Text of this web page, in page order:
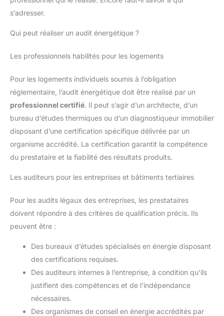
s’adresser.
Qui peut réaliser un audit énergétique ?
Les professionnels habilités pour les logements
Pour les logements individuels soumis à l’obligation
réglementaire, l’audit énergétique doit être réalisé par un
professionnel certifié. Il peut s’agir d’un architecte, d’un
bureau d’études thermiques ou d’un diagnostiqueur immobilier
disposant d’une certification spécifique délivrée par un
organisme accrédité. La certification garantit la compétence
du prestataire et la fiabilité des résultats produits.
Les auditeurs pour les entreprises et bâtiments tertiaires
Pour les audits légaux des entreprises, les prestataires
doivent répondre à des critères de qualification précis. Ils
peuvent être :
Des bureaux d’études spécialisés en énergie disposant
des certifications requises.
Des auditeurs internes à l’entreprise, à condition qu’ils
justifient des compétences et de l’indépendance
nécessaires.
Des organismes de conseil en énergie accrédités par